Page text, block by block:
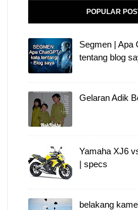
POPULAR
Segmen | Apa
tentang blog
Gelaran Adik
Yamaha XJ6
| specs
belakang